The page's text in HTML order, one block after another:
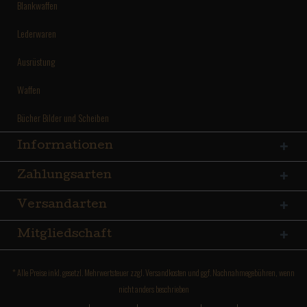
Blankwaffen
Lederwaren
Ausrüstung
Waffen
Bücher Bilder und Scheiben
Informationen
Zahlungsarten
Versandarten
Mitgliedschaft
* Alle Preise inkl. gesetzl. Mehrwertsteuer zzgl. Versandkosten und ggf. Nachnahmegebühren, wenn
nicht anders beschrieben